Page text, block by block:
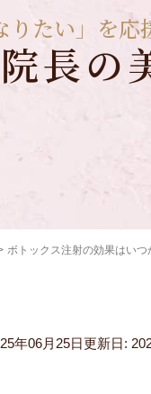
たい」を応
長の
ボトックス注射の効果はい
年06月25日更新日: